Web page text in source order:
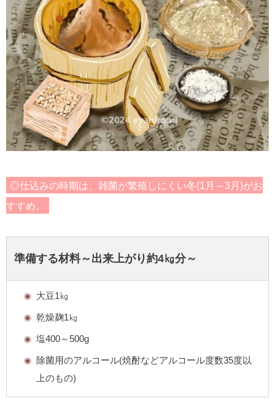
◎仕込みの時期は、雑菌が繁殖しにくい冬(1月～3月)がお
すすめ。
準備する材料～出来上がり約4㎏分～
大豆1㎏
乾燥麹1㎏
塩400～500g
除菌用のアルコール(焼酎などアルコール度数35度以
上のもの)